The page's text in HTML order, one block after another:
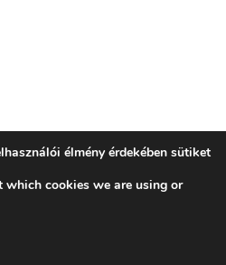
élmény érdekében sütiket
which cookies we are using or